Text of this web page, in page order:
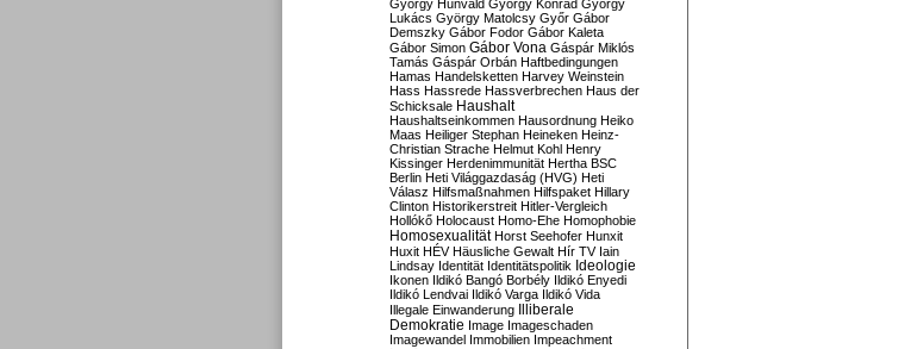
György Hunvald György Konrád György
Lukács György Matolcsy Győr Gábor
Demszky Gábor Fodor Gábor Kaleta
Gábor Simon Gábor Vona Gáspár Miklós
Tamás Gáspár Orbán Haftbedingungen
Hamas Handelsketten Harvey Weinstein
Hass Hassrede Hassverbrechen Haus der
Schicksale Haushalt
Haushaltseinkommen Hausordnung Heiko
Maas Heiliger Stephan Heineken Heinz-
Christian Strache Helmut Kohl Henry
Kissinger Herdenimmunität Hertha BSC
Berlin Heti Világgazdaság (HVG) Heti
Válasz Hilfsmaßnahmen Hilfspaket Hillary
Clinton Historikerstreit Hitler-Vergleich
Hollókő Holocaust Homo-Ehe Homophobie
Homosexualität Horst Seehofer Hunxit
Huxit HÉV Häusliche Gewalt Hír TV Iain
Lindsay Identität Identitätspolitik Ideologie
Ikonen Ildikó Bangó Borbély Ildikó Enyedi
Ildikó Lendvai Ildikó Varga Ildikó Vida
Illegale Einwanderung Illiberale
Demokratie Image Imageschaden
Imagewandel Immobilien Impeachment